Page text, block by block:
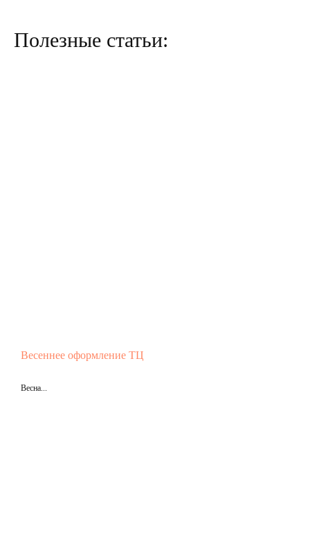
Полезные статьи:
Весеннее оформление ТЦ
Весна...